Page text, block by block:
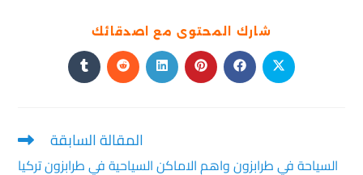
شارك المحتوى مع اصدقائك
المقالة السابقة
السياحة في طرابزون واهم الاماكن السياحية في طرابزون تركيا